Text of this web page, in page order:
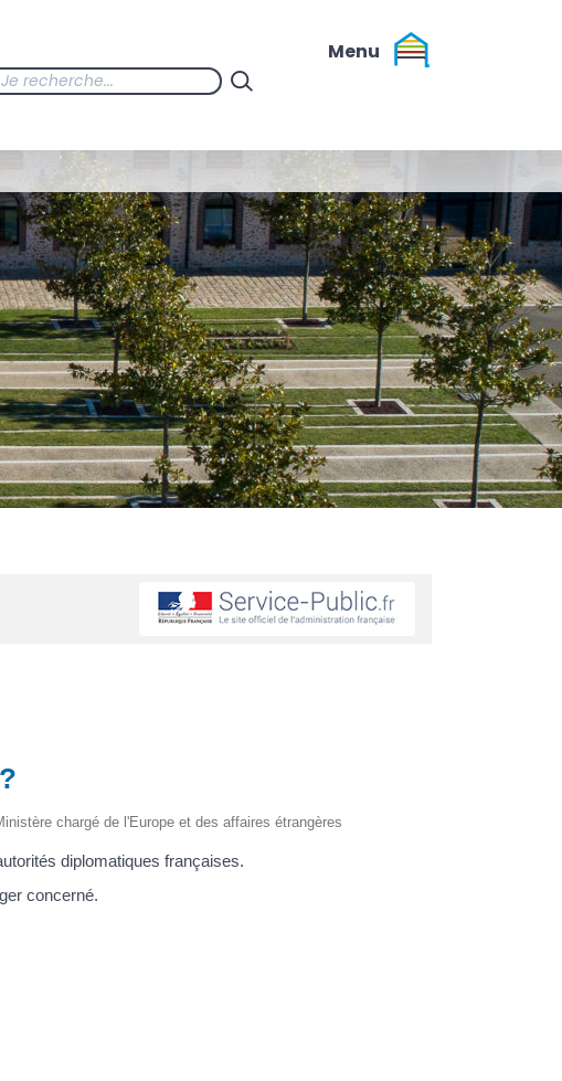
chargé de l'Europe et des affaires étrangères
diplomatiques françaises.
concerné.